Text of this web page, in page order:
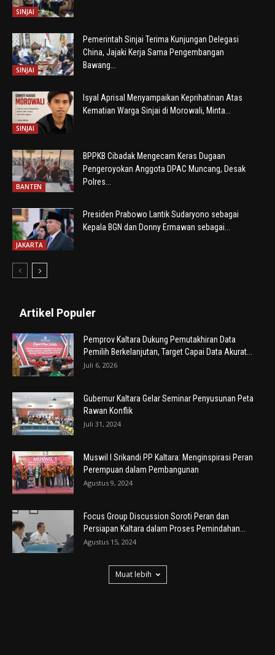
SINJAI
SINJAI
Pemerintah Sinjai Terima Kunjungan Delegasi
China, Jajaki Kerja Sama Pengembangan
Bawang...
SINJAI
Isyal Aprisal Menyampaikan Keprihatinan Atas
Kematian Warga Sinjai di Morowali, Minta...
BANTEN
BPPKB Cibadak Mengecam Keras Dugaan
Pengeroyokan Anggota DPAC Muncang, Desak
Polres...
JAKARTA
Presiden Prabowo Lantik Sudaryono sebagai
Kepala BGN dan Donny Ermawan sebagai...
Artikel Populer
Pemprov Kaltara Dukung Pemutakhiran Data
Pemilih Berkelanjutan, Target Capai Data Akurat...
Juli 6, 2026
Gubernur Kaltara Gelar Seminar Penyusunan Peta
Rawan Konflik
Juli 31, 2024
Muswil I Srikandi PP Kaltara: Menginspirasi Peran
Perempuan dalam Pembangunan
Agustus 9, 2024
Focus Group Discussion Soroti Peran dan
Persiapan Kaltara dalam Proses Pemindahan...
Agustus 15, 2024
Muat lebih